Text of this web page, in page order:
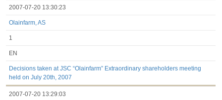
2007-07-20 13:30:23
Olainfarm, AS
1
EN
Decisions taken at JSC “Olainfarm” Extraordinary shareholders meeting
held on July 20th, 2007
2007-07-20 13:29:03